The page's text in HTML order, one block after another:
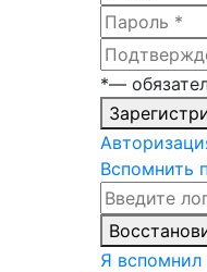
*—
Вспомнить
Я вспомнил